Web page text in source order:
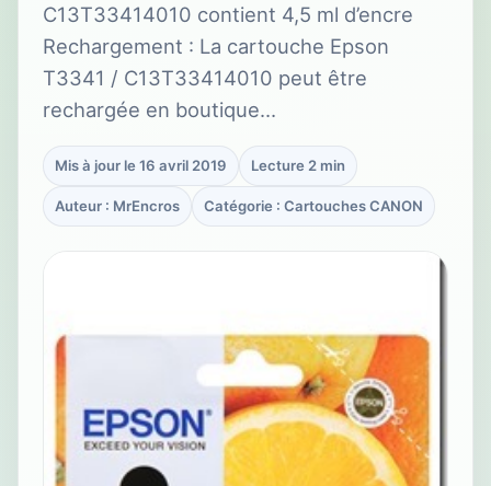
C13T33414010 contient 4,5 ml d’encre
Rechargement : La cartouche Epson
T3341 / C13T33414010 peut être
rechargée en boutique…
Mis à jour le 16 avril 2019 Lecture 2 min
Auteur : MrEncros Catégorie : Cartouches CANON